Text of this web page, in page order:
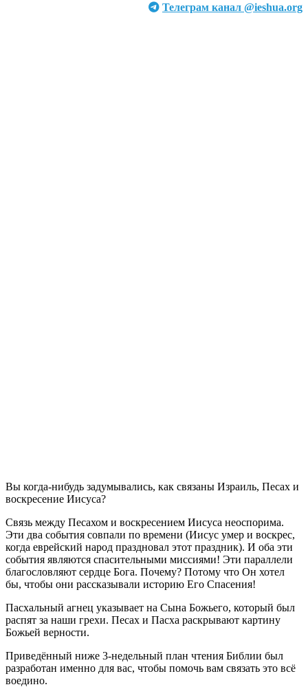
Телеграм канал @ieshua.org
Вы когда-нибудь задумывались, как связаны Израиль, Песах и
воскресение Иисуса?
Связь между Песахом и воскресением Иисуса неоспорима.
Эти два события совпали по времени (Иисус умер и воскрес,
когда еврейский народ праздновал этот праздник). И оба эти
события являются спасительными миссиями! Эти параллели
благословляют сердце Бога. Почему? Потому что Он хотел
бы, чтобы они рассказывали историю Его Спасения!
Пасхальный агнец указывает на Сына Божьего, который был
распят за наши грехи. Песах и Пасха раскрывают картину
Божьей верности.
Приведённый ниже 3-недельный план чтения Библии был
разработан именно для вас, чтобы помочь вам связать это всё
воедино.